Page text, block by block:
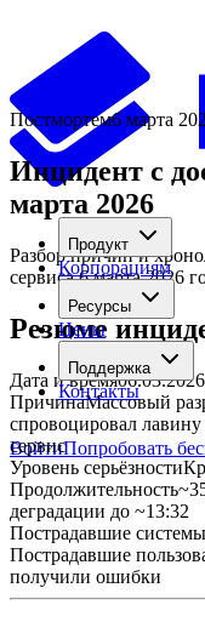
Продукт
Корпорациям
Ресурсы
Цены
Поддержка
Контакты
ВойтиПопробовать
Постмортем6 марта
Инцидент с
марта 2026
Разбор причин и
сервиса 6 марта 2026
Резюме
Дата и время
ПричинаМассовый
спровоцировал
сервис
Уровень серьёзности
Продолжительность
деградации до ~13:32
Пострадавшие системы
Пострадавшие
получили ошибки